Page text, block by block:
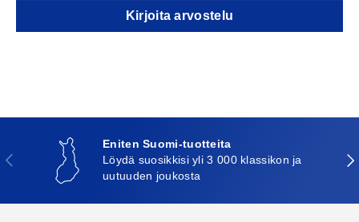
Kirjoita arvostelu
Edellinen
Eniten Suomi-tuotteita
Löydä suosikkisi yli 3 000 klassikon ja
uutuuden joukosta